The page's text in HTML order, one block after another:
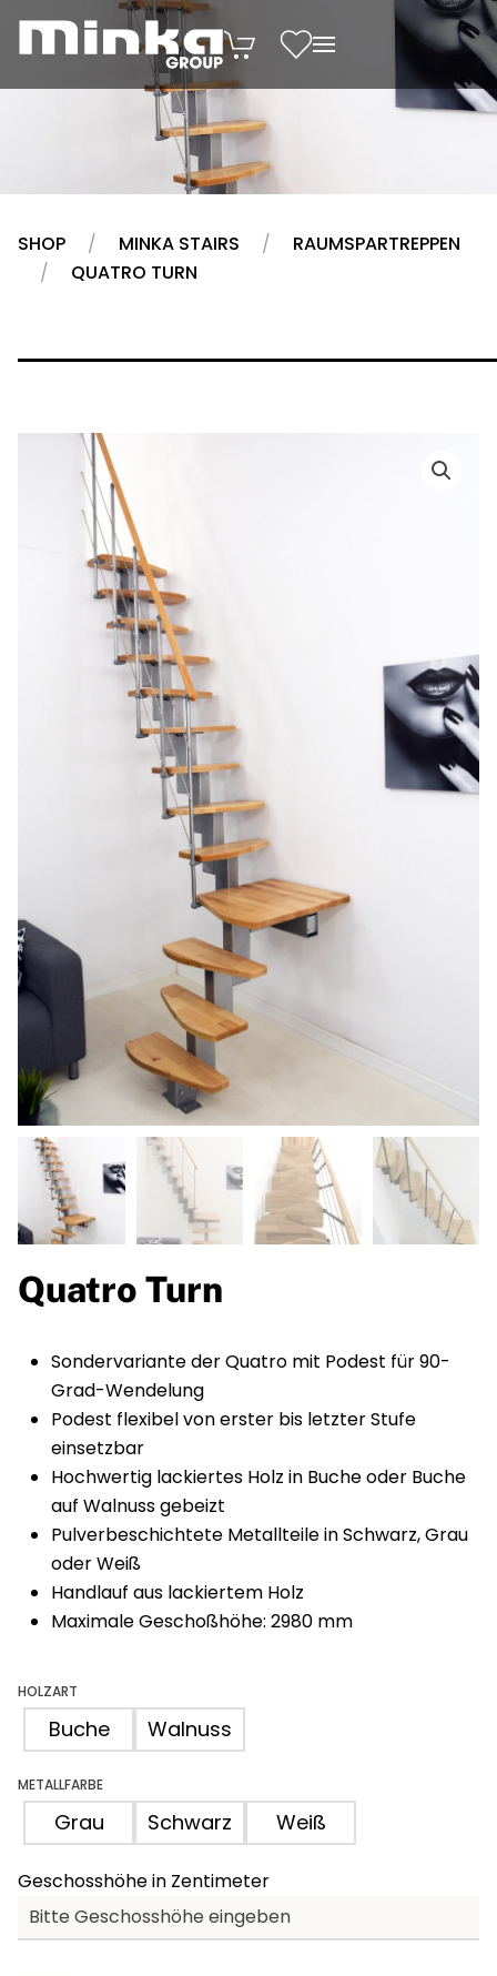
Zum Inhalt springen
SHOP MINKA STAIRS
RAUMSPARTREPPEN
QUATRO TURN
Quatro Turn
Sondervariante der Quatro mit Podest für 90-
Grad-Wendelung
Podest flexibel von erster bis letzter Stufe
einsetzbar
Hochwertig lackiertes Holz in Buche oder Buche
auf Walnuss gebeizt
Pulverbeschichtete Metallteile in Schwarz, Grau
oder Weiß
Handlauf aus lackiertem Holz
Maximale Geschoßhöhe: 2980 mm
HOLZART
Buche Walnuss
METALLFARBE
Grau Schwarz Weiß
Geschosshöhe in Zentimeter